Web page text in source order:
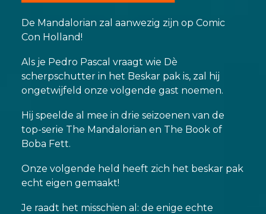
De Mandalorian zal aanwezig zijn op Comic
Con Holland!
Als je Pedro Pascal vraagt wie Dè
scherpschutter in het Beskar pak is, zal hij
ongetwijfeld onze volgende gast noemen.
Hij speelde al mee in drie seizoenen van de
top-serie The Mandalorian en The Book of
Boba Fett.
Onze volgende held heeft zich het beskar pak
echt eigen gemaakt!
Je raadt het misschien al: de enige echte